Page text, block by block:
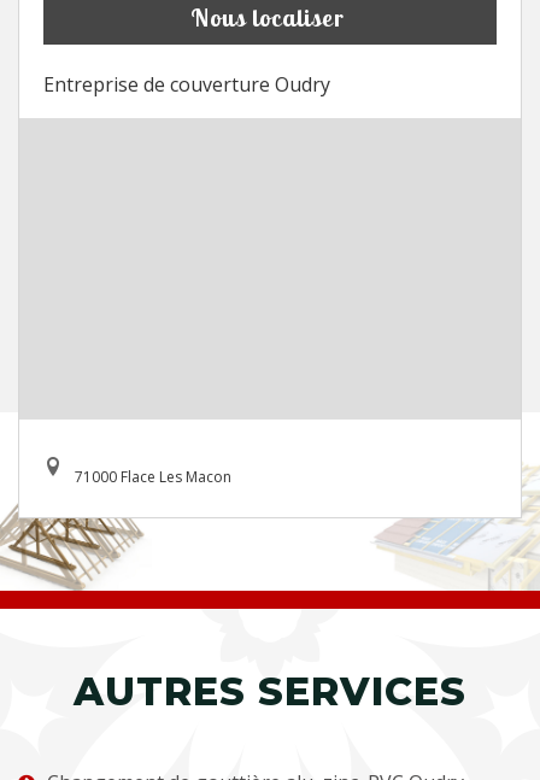
Nous localiser
Entreprise de couverture Oudry
71000 Flace Les Macon
AUTRES SERVICES